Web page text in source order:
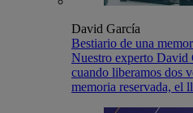
David García
Bestiario de una
Nuestro experto David
cuando liberamos dos
memoria reservada, el